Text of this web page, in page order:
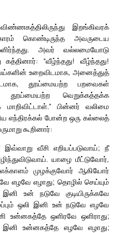
இறங்கிவரக்
கொண்டிருந்த அவருடைய
அவர் வல்லமையோடு
கத்தினார்: “வீழ்ந்தது! வீழ்ந்தது!
உறைவிடமாக, அனைத்துத்
தூய்மையற்ற பறவைகள்
தூய்மையற்ற வெறுக்கத்தக்க
மாறிவிட்டாள்.” பின்னர் வலிமை
எந்திரக்கல் போன்ற ஒரு கல்லைத்
கூறினார்:
வீசி எறியப்படுவாய்; நீ
யாழை மீட்டுவோர்,
முழக்குவோர் ஆகியோர்
எழவே எழாது; தொழில் செய்யும்
உன் நடுவே குடியிருக்கவே
ஒலி இனி உன் நடுவே எழவே
உன்னகத்தே ஒளிரவே ஒளிராது;
உன்னகத்தே எழவே எழாது;